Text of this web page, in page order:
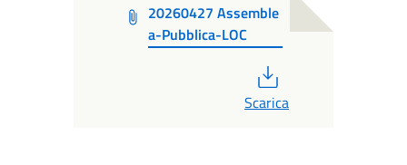
20260427 Assemble
a-Pubblica-LOC
Scarica